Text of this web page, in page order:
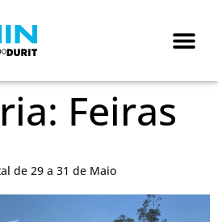
Feiras
de 29 a 31 de Maio